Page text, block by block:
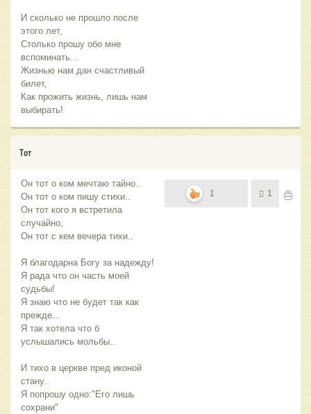
И сколько не прошло после
этого лет,
Столько прошу обо мне
вспоминать…
Жизнью нам дан счастливый
билет,
Как прожить жизнь, лишь нам
выбирать!
Тот
Он тот о ком мечтаю тайно..
Он тот о ком пишу стихи..
Он тот кого я встретила
случайно,
Он тот с кем вечера тихи..
Я благодарна Богу за надежду!
Я рада что он часть моей
судьбы!
Я знаю что не будет так как
прежде...
Я так хотела что б
услышались мольбы..
И тихо в церкве пред иконой
стану..
Я попрошу одно:"Его лишь
сохрани"
1 1